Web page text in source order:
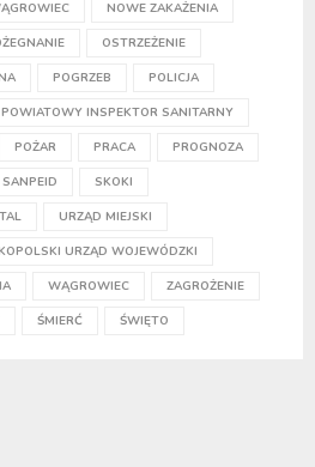
NOWE ZAKAŻENIA
OSTRZEŻENIE
POGRZEB POLICJA
POWIATOWY INSPEKTOR SANITARNY
POŻAR PRACA PROGNOZA
SANPEID SKOKI
URZĄD MIEJSKI
URZĄD WOJEWÓDZKI
WĄGROWIEC ZAGROŻENIE
ŚMIERĆ ŚWIĘTO